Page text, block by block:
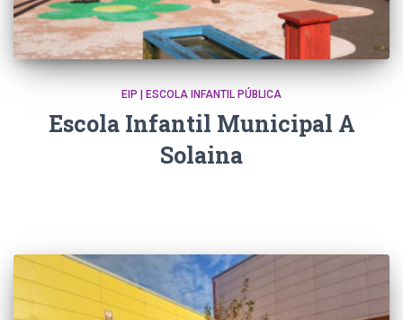
EIP | ESCOLA INFANTIL PÚBLICA
Escola Infantil Municipal A
Solaina